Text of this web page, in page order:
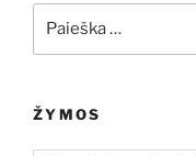
ŽYMOS